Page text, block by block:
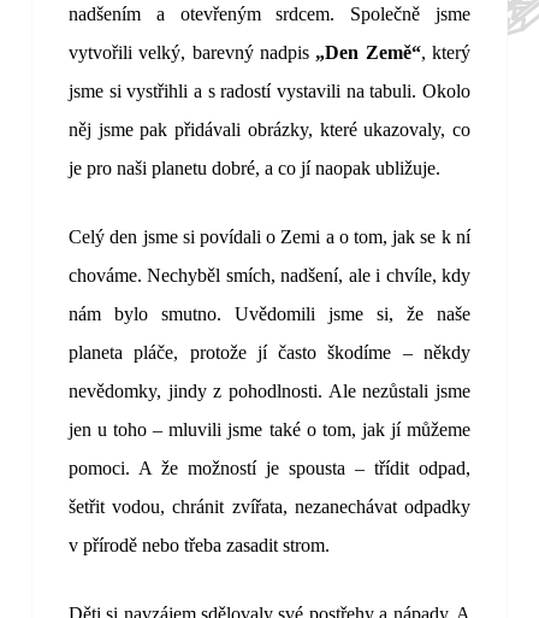
nadšením a otevřeným srdcem. Společně jsme
vytvořili velký, barevný nadpis „Den Země“, který
jsme si vystřihli a s radostí vystavili na tabuli. Okolo
něj jsme pak přidávali obrázky, které ukazovaly, co
je pro naši planetu dobré, a co jí naopak ubližuje.
Celý den jsme si povídali o Zemi a o tom, jak se k ní
chováme. Nechyběl smích, nadšení, ale i chvíle, kdy
nám bylo smutno. Uvědomili jsme si, že naše
planeta pláče, protože jí často škodíme – někdy
nevědomky, jindy z pohodlnosti. Ale nezůstali jsme
jen u toho – mluvili jsme také o tom, jak jí můžeme
pomoci. A že možností je spousta – třídit odpad,
šetřit vodou, chránit zvířata, nezanechávat odpadky
v přírodě nebo třeba zasadit strom.
Děti si navzájem sdělovaly své postřehy a nápady. A